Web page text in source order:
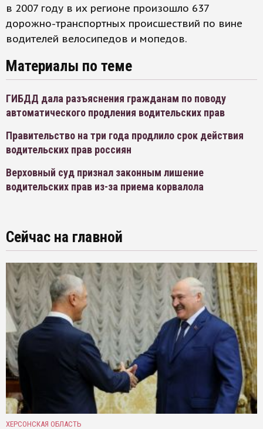
в 2007 году в их регионе произошло 637
дорожно-транспортных происшествий по вине
водителей велосипедов и мопедов.
Материалы по теме
ГИБДД дала разъяснения гражданам по поводу
автоматического продления водительских прав
Правительство на три года продлило срок действия
водительских прав россиян
Верховный суд признал законным лишение
водительских прав из-за приема корвалола
Сейчас на главной
ХЕРСОНСКАЯ ОБЛАСТЬ